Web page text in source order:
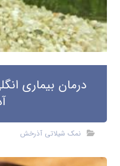
درمان بیماری
نمک شیلاتی آذرخش